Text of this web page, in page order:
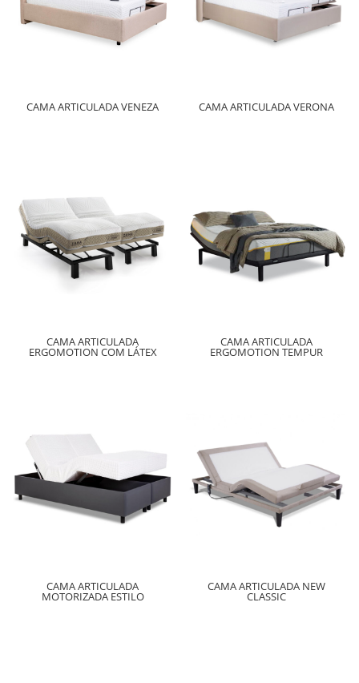
CAMA ARTICULADA VENEZA CAMA ARTICULADA VERONA
CAMA ARTICULADA
ERGOMOTION COM LÁTEX
CAMA ARTICULADA
ERGOMOTION TEMPUR
CAMA ARTICULADA
MOTORIZADA ESTILO
CAMA ARTICULADA NEW
CLASSIC